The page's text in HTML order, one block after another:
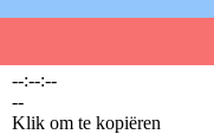
--:--:--
--
Klik om te kopiëren